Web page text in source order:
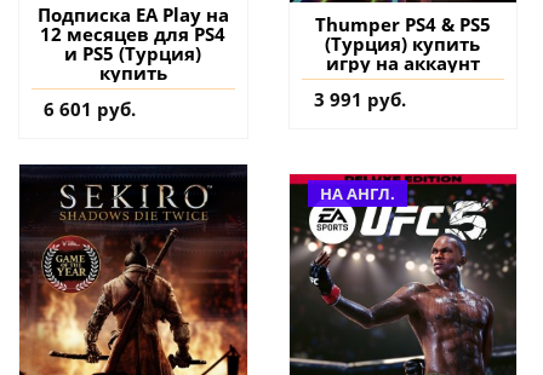
Подписка EA Play на
12 месяцев для PS4
и PS5 (Турция)
купить
6 601 руб.
Thumper PS4 & PS5
(Турция) купить
игру на аккаунт
3 991 руб.
НА АНГЛ.